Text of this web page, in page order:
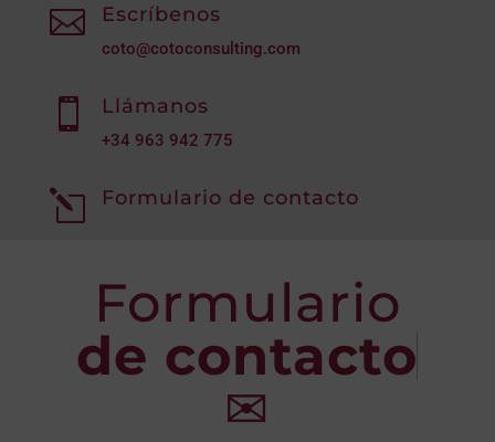
 Escríbenos
coto@cotoconsulting.com
 Llámanos
+34 963 942 775
l Formulario de contacto
Formulario
de contacto
✉